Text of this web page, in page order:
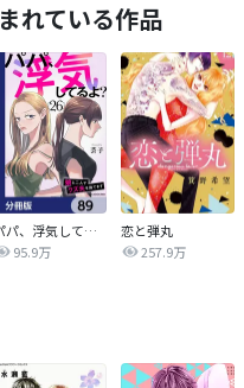
れている作品
パパ、浮気してるよ？娘と二人でクズ夫を捨てます【分冊版】
95.9万
恋と弾丸
257.9万